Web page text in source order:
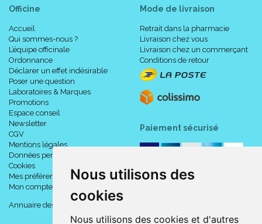
Nous utilisons des
cookies
Nous utilisons des cookies et d'autres
Officine
Accueil
Qui sommes-nous ?
L’équipe officinale
Ordonnance
Déclarer un effet indésirable
Poser une question
Laboratoires & Marques
Promotions
Espace conseil
Newsletter
CGV
Mentions légales
Données personnelles
Cookies
Mes préférences Cookies
Mon compte
Annuaire des pharmacies
Mode de livraison
Retrait dans la pharmacie
Livraison chez vous
Livraison chez un commerçant
Conditions de retour
Paiement sécurisé